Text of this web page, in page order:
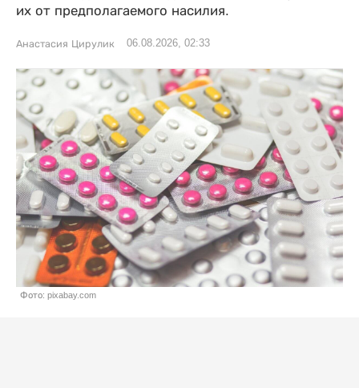
их от предполагаемого насилия.
Анастасия Цирулик 06.08.2026, 02:33
Фото: pixabay.com